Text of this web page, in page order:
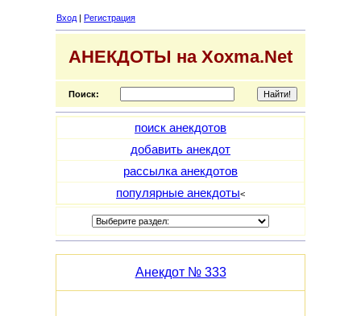
Вход | Регистрация
АНЕКДОТЫ на Xoxma.Net
Поиск:
поиск анекдотов
добавить анекдот
рассылка анекдотов
популярные анекдоты<
Анекдот № 333